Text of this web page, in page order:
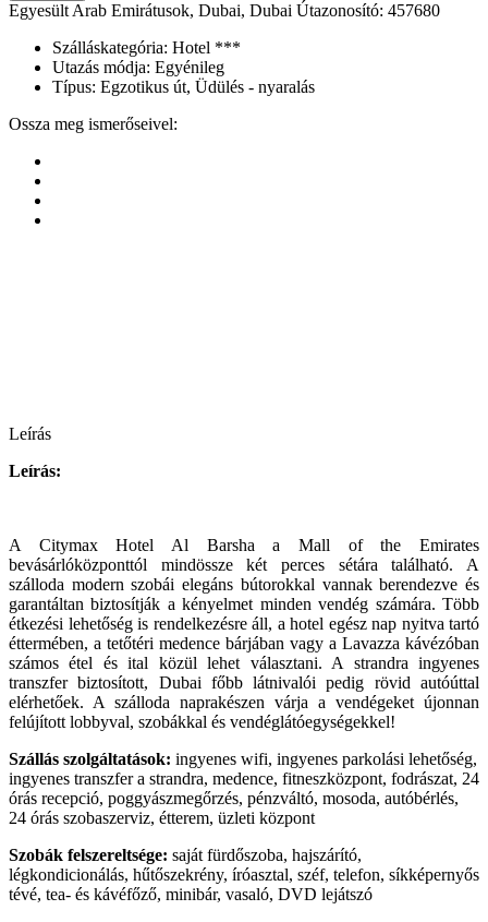
Egyesült Arab Emirátusok, Dubai, Dubai Útazonosító: 457680
Szálláskategória: Hotel ***
Utazás módja: Egyénileg
Típus: Egzotikus út, Üdülés - nyaralás
Ossza meg ismerőseivel:
Leírás
Leírás:
A Citymax Hotel Al Barsha a Mall of the Emirates
bevásárlóközponttól mindössze két perces sétára található. A
szálloda modern szobái elegáns bútorokkal vannak berendezve és
garantáltan biztosítják a kényelmet minden vendég számára. Több
étkezési lehetőség is rendelkezésre áll, a hotel egész nap nyitva tartó
éttermében, a tetőtéri medence bárjában vagy a Lavazza kávézóban
számos étel és ital közül lehet választani. A strandra ingyenes
transzfer biztosított, Dubai főbb látnivalói pedig rövid autóúttal
elérhetőek. A szálloda naprakészen várja a vendégeket újonnan
felújított lobbyval, szobákkal és vendéglátóegységekkel!
Szállás szolgáltatások: ingyenes wifi, ingyenes parkolási lehetőség,
ingyenes transzfer a strandra, medence, fitneszközpont, fodrászat, 24
órás recepció, poggyászmegőrzés, pénzváltó, mosoda, autóbérlés,
24 órás szobaszerviz, étterem, üzleti központ
Szobák felszereltsége: saját fürdőszoba, hajszárító,
légkondicionálás, hűtőszekrény, íróasztal, széf, telefon, síkképernyős
tévé, tea- és kávéfőző, minibár, vasaló, DVD lejátszó